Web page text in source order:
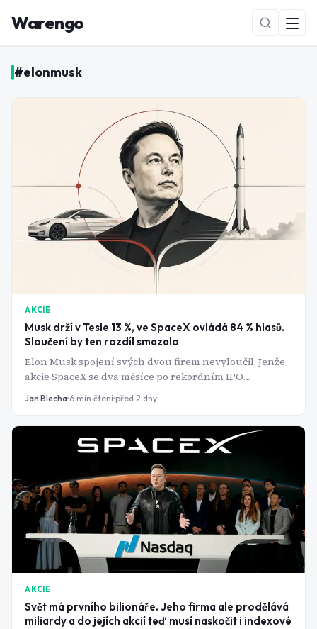
Warengo
#elonmusk
AKCIE
Musk drží v Tesle 13 %, ve SpaceX ovládá 84 % hlasů.
Sloučení by ten rozdíl smazalo
Elon Musk spojení svých dvou firem nevyloučil. Jenže
akcie SpaceX se dva měsíce po rekordním IPO
obchodují hluboko pod upisovací cenou a to mění
celou vyjednávací pozici.
Jan Blecha 6 min čtení před 2 dny
AKCIE
Svět má prvního bilionáře. Jeho firma ale prodělává
miliardy a do jejích akcií teď musí naskočit i indexové